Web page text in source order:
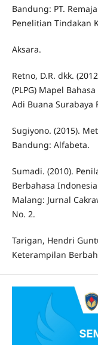
Bandung: PT.
Penelitian Tindakan
Aksara.
Retno, D.R. dkk.
(PLPG) Mapel
Adi Buana Surabaya
Sugiyono. (2015).
Bandung: Alfabeta.
Sumadi. (2010).
Berbahasa
Malang: Jurnal
No. 2.
Tarigan, Hendri
Keterampilan